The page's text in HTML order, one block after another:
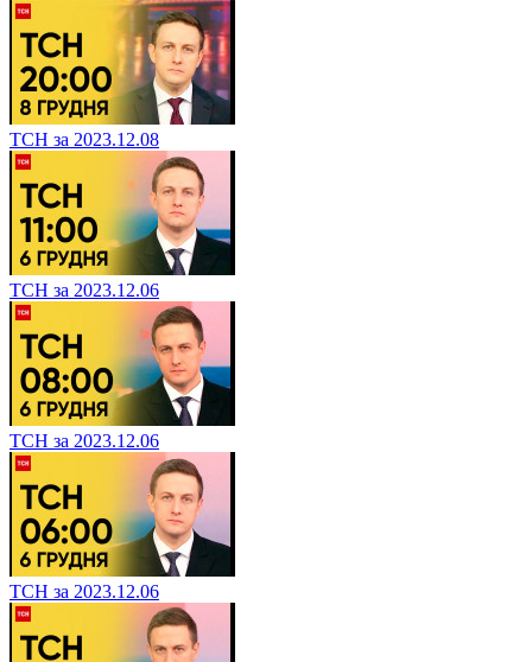
ТСН за 2023.12.08
ТСН за 2023.12.06
ТСН за 2023.12.06
ТСН за 2023.12.06